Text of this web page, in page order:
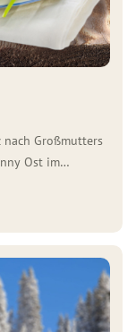
Großmutters
Ost im
WOLF
in der kalten
die